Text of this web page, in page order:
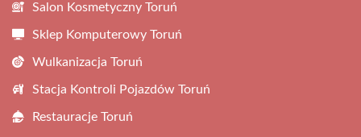
Salon Kosmetyczny Toruń
Sklep Komputerowy Toruń
Wulkanizacja Toruń
Stacja Kontroli Pojazdów Toruń
Restauracje Toruń